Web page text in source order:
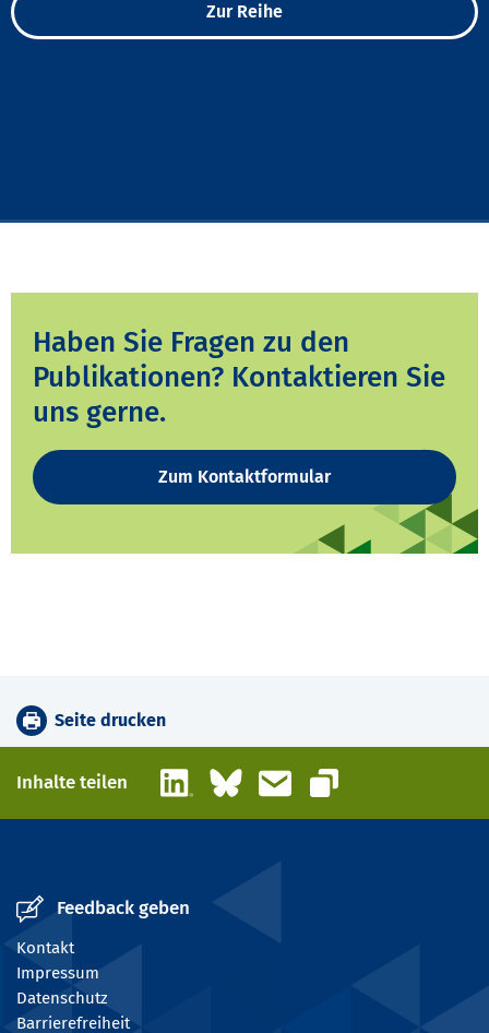
Zur Reihe
Haben Sie Fragen zu den
Publikationen? Kontaktieren Sie
uns gerne.
Zum Kontaktformular
Seite drucken
Inhalte teilen LinkedInBlueskyE-Mail
Link kopieren
Feedback geben
Kontakt
Impressum
Datenschutz
Barrierefreiheit